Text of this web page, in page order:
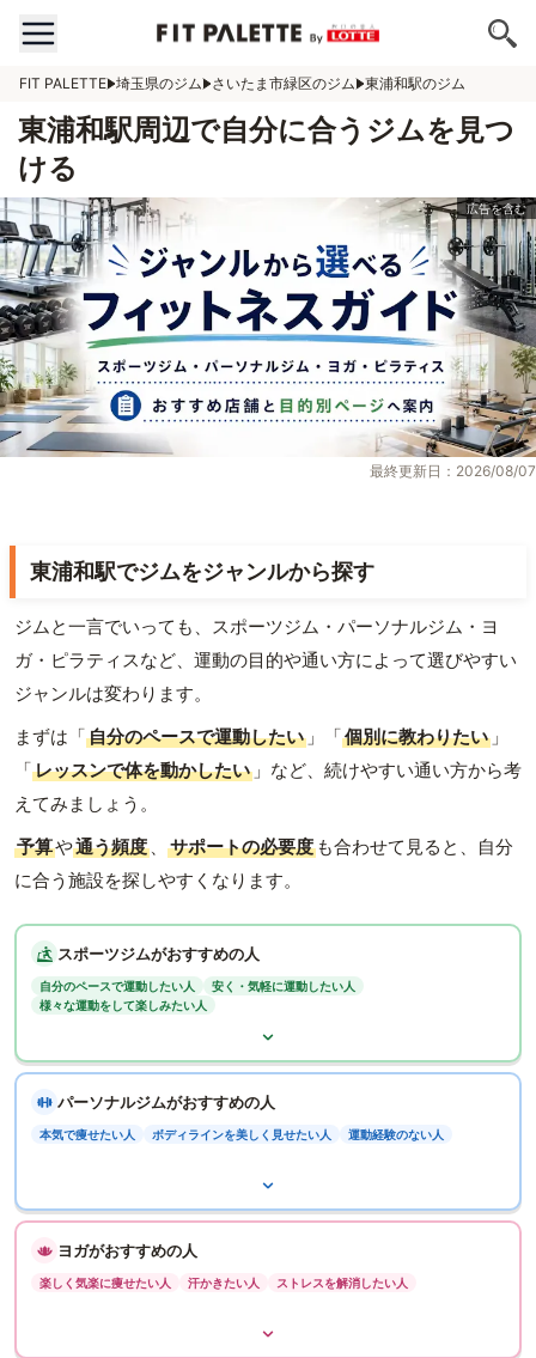
FIT PALETTE 埼玉県のジム さいたま市緑区のジム 東浦和駅のジム
東浦和駅周辺で自分に合うジムを見つ
ける
最終更新日：2026/08/07
東浦和駅でジムをジャンルから探す
ジムと一言でいっても、スポーツジム・パーソナルジム・ヨ
ガ・ピラティスなど、運動の目的や通い方によって選びやすい
ジャンルは変わります。
まずは「自分のペースで運動したい 」「個別に教わりたい 」
「レッスンで体を動かしたい 」など、続けやすい通い方から考
えてみましょう。
予算や通う頻度 、 サポートの必要度 も合わせて見ると、自分
に合う施設を探しやすくなります。
スポーツジムがおすすめの人
自分のペースで運動したい人
安く・気軽に運動したい人
様々な運動をして楽しみたい人
パーソナルジムがおすすめの人
本気で痩せたい人 ボディラインを美しく見せたい人 運動経験のない人
ヨガがおすすめの人
楽しく気楽に痩せたい人 汗かきたい人 ストレスを解消したい人